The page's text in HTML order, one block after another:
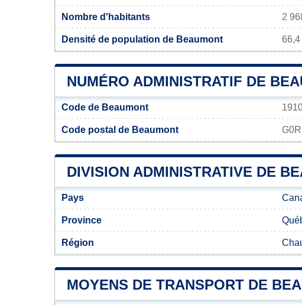
Nombre d'habitants 2
Densité de population de Beaumont 66,4
NUMÉRO ADMINISTRATIF DE
Code de Beaumont
Code postal de Beaumont
DIVISION ADMINISTRATIVE DE
Pays
Province
Région
MOYENS DE TRANSPORT DE